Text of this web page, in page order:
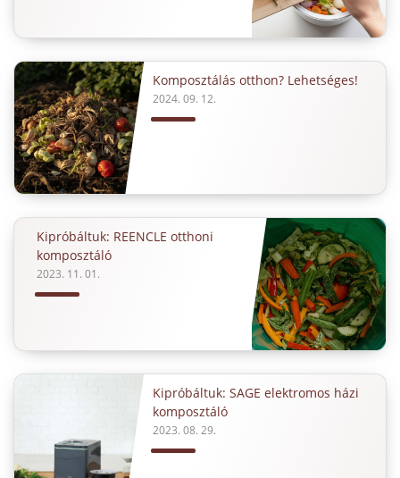
Komposztálás otthon? Lehetséges!
2024. 09. 12.
Kipróbáltuk: REENCLE otthoni
komposztáló
2023. 11. 01.
Kipróbáltuk: SAGE elektromos házi
komposztáló
2023. 08. 29.